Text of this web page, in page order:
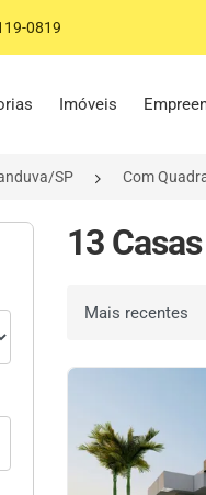
0819
Imóveis
SP Com
13
Ordenar por